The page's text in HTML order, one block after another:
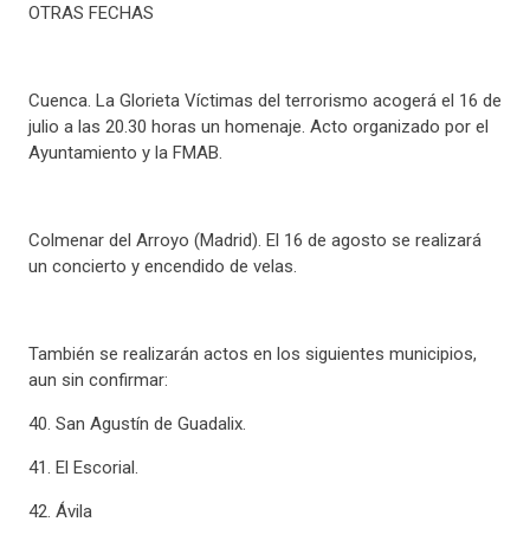
OTRAS FECHAS
Cuenca. La Glorieta Víctimas del terrorismo acogerá el 16 de
julio a las 20.30 horas un homenaje. Acto organizado por el
Ayuntamiento y la FMAB.
Colmenar del Arroyo (Madrid). El 16 de agosto se realizará
un concierto y encendido de velas.
También se realizarán actos en los siguientes municipios,
aun sin confirmar:
40. San Agustín de Guadalix.
41. El Escorial.
42. Ávila